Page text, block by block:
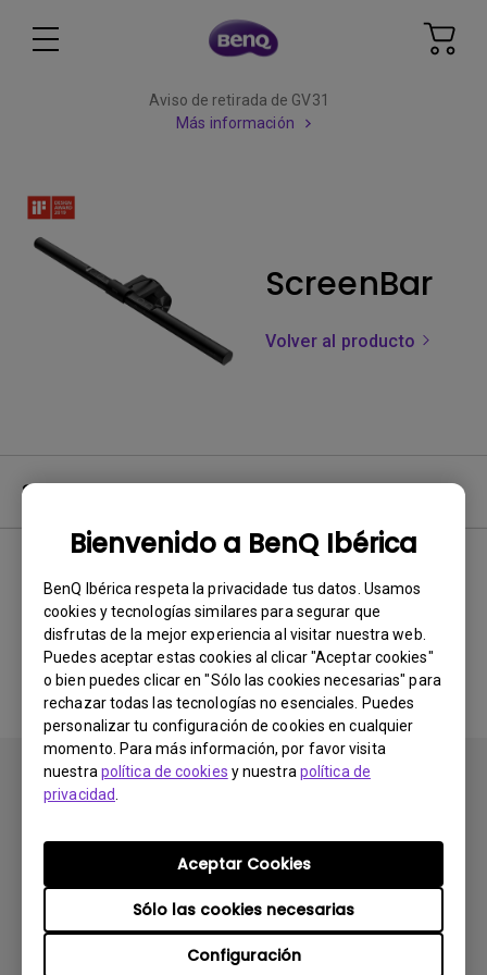
Bienvenido a BenQ Ibérica
BenQ Ibérica respeta la privacidade tus datos. Usamos
cookies y tecnologías similares para segurar que
disfrutas de la mejor experiencia al visitar nuestra web.
Puedes aceptar estas cookies al clicar "Aceptar cookies"
o bien puedes clicar en "Sólo las cookies necesarias" para
rechazar todas las tecnologías no esenciales. Puedes
personalizar tu configuración de cookies en cualquier
momento. Para más información, por favor visita
nuestra política de cookies y nuestra política de
privacidad
Configuración
Sólo las cookies necesarias
Aceptar Cookies
Aviso de retirada de GV31
Más información
ScreenBar
Volver al producto
Software & Driver
No hay software ni drivers
relacionados